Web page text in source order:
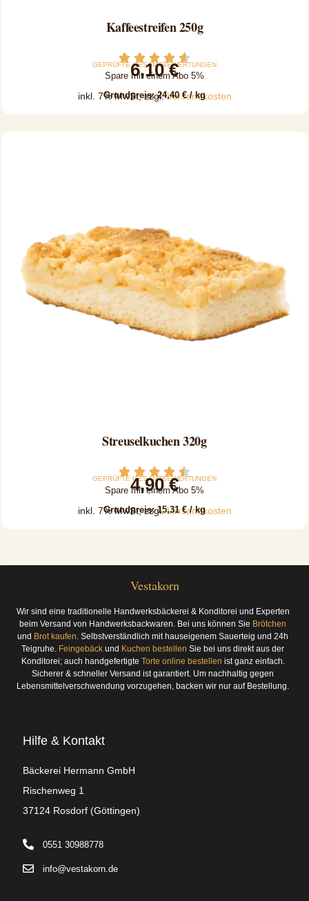
Kaffeestreifen 250g
GEPRÜFTE GESAMTBEWERTUNGEN
6,10€
Spare mit einem Abo 5%
inkl. 7% MwSt, zzgl.Versandkosten
Grundpreis:24,40€/kg
Streuselkuchen 320g
GEPRÜFTE GESAMTBEWERTUNGEN
4,90€
Spare mit einem Abo 5%
inkl. 7% MwSt, zzgl.Versandkosten
Grundpreis:15,31€/kg
Vestakorn
Wir sind eine traditionelle Handwerksbäckerei & Konditorei und Experten
beim Versand von Handwerksbackwaren. Bei uns können Sie Brötchen
und Brot kaufen. Selbstverständlich mit hauseigenem Sauerteig und 24h
Teigruhe. Feingebäck und Kuchen bestellen Sie bei uns direkt aus der
Konditorei; auch handgefertigte Torte online bestellen ist ganz einfach.
Sicherer & schneller Versand ist garantiert. Um nachhaltig gegen
Lebensmittelverschwendung vorzugehen, backen wir nur auf Bestellung.
Hilfe & Kontakt
Bäckerei Hermann GmbH
Rischenweg 1
37124 Rosdorf (Göttingen)
0551 30988778
info@vestakorn.de